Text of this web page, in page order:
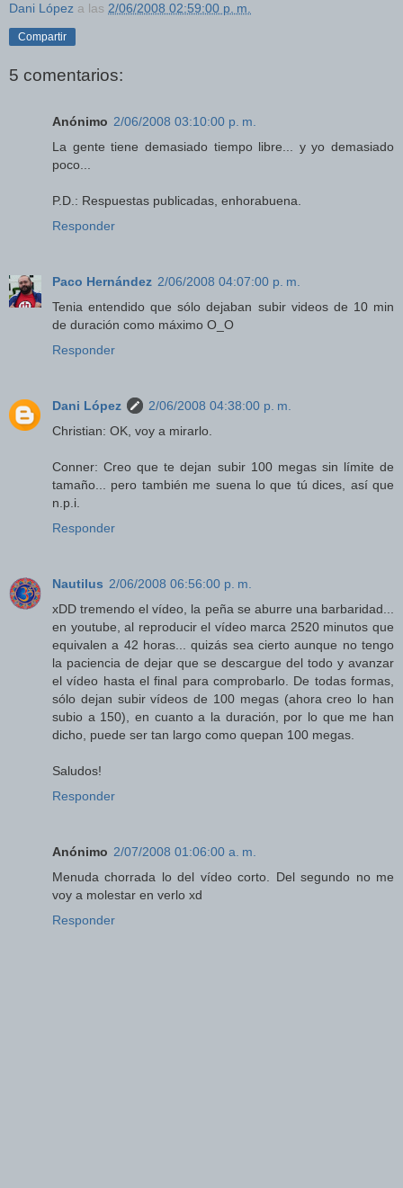
Dani López a las 2/06/2008 02:59:00 p. m.
Compartir
5 comentarios:
Anónimo 2/06/2008 03:10:00 p. m.
La gente tiene demasiado tiempo libre... y yo demasiado
poco...
P.D.: Respuestas publicadas, enhorabuena.
Responder
Paco Hernández 2/06/2008 04:07:00 p. m.
Tenia entendido que sólo dejaban subir videos de 10 min
de duración como máximo O_O
Responder
Dani López
2/06/2008 04:38:00 p. m.
Christian: OK, voy a mirarlo.
Conner: Creo que te dejan subir 100 megas sin límite de
tamaño... pero también me suena lo que tú dices, así que
n.p.i.
Responder
Nautilus 2/06/2008 06:56:00 p. m.
xDD tremendo el vídeo, la peña se aburre una barbaridad...
en youtube, al reproducir el vídeo marca 2520 minutos que
equivalen a 42 horas... quizás sea cierto aunque no tengo
la paciencia de dejar que se descargue del todo y avanzar
el vídeo hasta el final para comprobarlo. De todas formas,
sólo dejan subir vídeos de 100 megas (ahora creo lo han
subio a 150), en cuanto a la duración, por lo que me han
dicho, puede ser tan largo como quepan 100 megas.
Saludos!
Responder
Anónimo 2/07/2008 01:06:00 a. m.
Menuda chorrada lo del vídeo corto. Del segundo no me
voy a molestar en verlo xd
Responder